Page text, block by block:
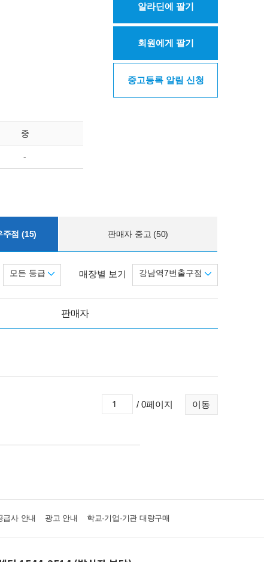
중
-
알라딘에 팔기
회원에게 팔기
중고등록 알림 신청
주점 (15) 판매자 중고 (50)
매장별 보기 강남역7번출구점
모든 등급
판매자
이동
/ 0페이지
급사 안내 광고 안내 학교·기업·기관 대량구매